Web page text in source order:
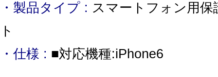
・製品タイプ : スマートフォン用
ト
・仕様 : ■対応機種:iPhone6